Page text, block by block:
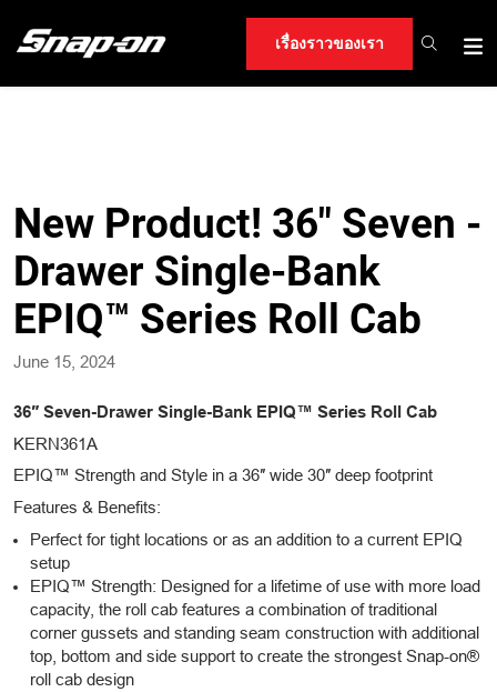
เรื่องราวของเรา
New Product! 36″ Seven -
Drawer Single-Bank
EPIQ™ Series Roll Cab
June 15, 2024
36″ Seven-Drawer Single-Bank EPIQ™ Series Roll Cab
KERN361A
EPIQ™ Strength and Style in a 36″ wide 30″ deep footprint
Features & Benefits:
Perfect for tight locations or as an addition to a current EPIQ
setup
EPIQ™ Strength: Designed for a lifetime of use with more load
capacity, the roll cab features a combination of traditional
corner gussets and standing seam construction with additional
top, bottom and side support to create the strongest Snap-on®
roll cab design